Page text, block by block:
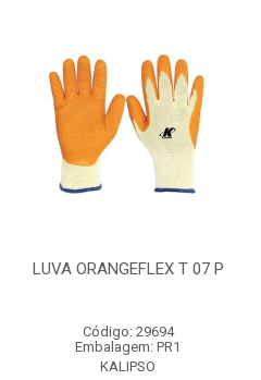
LUVA ORANGEFLEX T 07 P
Código: 29694
Embalagem: PR1
KALIPSO